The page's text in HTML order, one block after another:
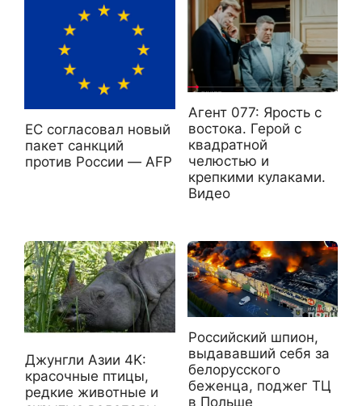
ЕС согласовал новый
пакет санкций
против России — AFP
Агент 077: Ярость с
востока. Герой с
квадратной
челюстью и
крепкими кулаками.
Видео
Джунгли Азии 4K:
красочные птицы,
редкие животные и
Российский шпион,
выдававший себя за
белорусского
беженца, поджег ТЦ
в Польше